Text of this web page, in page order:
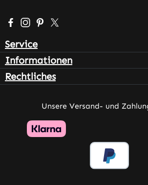
Besuche uns auf Facebook – öffnet
Schau auf Instagram vorbei –
Lass dich auf Pinterest
Folge uns auf X – öffnet
Service
Informationen
Rechtliches
Unsere Versand- und